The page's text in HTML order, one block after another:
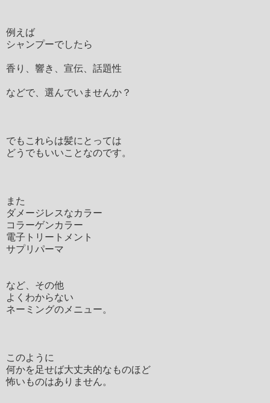
例えば
シャンプーでしたら
香り、響き、宣伝、話題性
などで、選んでいませんか？
でもこれらは髪にとっては
どうでもいいことなのです。
また
ダメージレスなカラー
コラーゲンカラー
電子トリートメント
サプリパーマ
など、その他
よくわからない
ネーミングのメニュー。
このように
何かを足せば大丈夫的なものほど
怖いものはありません。